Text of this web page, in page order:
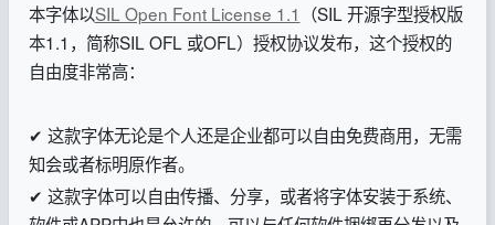
本字体以SIL Open Font License 1.1 （SIL 开源字型授权版
本1.1，简称SIL OFL 或OFL）授权协议发布，这个授权的
自由度非常高：
✔ 这款字体无论是个人还是企业都可以自由免费商用，无需
知会或者标明原作者。
✔ 这款字体可以自由传播、分享，或者将字体安装于系统、